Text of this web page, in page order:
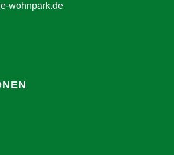
wohnpark.de